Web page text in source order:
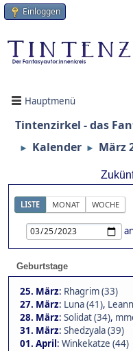
Einloggen
Hauptmenü
Tintenzirkel - das
► Kalender ► März
LISTE MONAT WOCHE
Geburtstage
25. März: Rhagrim (33)
27. März: Luna (41),
28. März: Solidat (34),
31. März: Shedzyala (39)
01. April: Winkekatze (44)